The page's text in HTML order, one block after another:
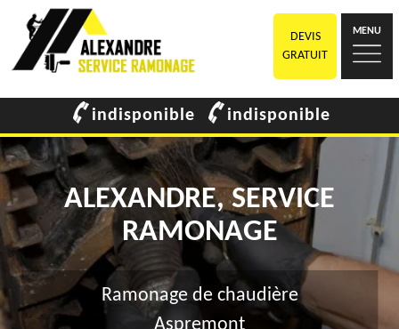
DEVIS
GRATUIT
MENU
indisponible indisponible
ALEXANDRE, SERVICE
RAMONAGE
Ramonage de chaudière
Aspremont